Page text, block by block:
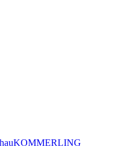
KOMMERLING